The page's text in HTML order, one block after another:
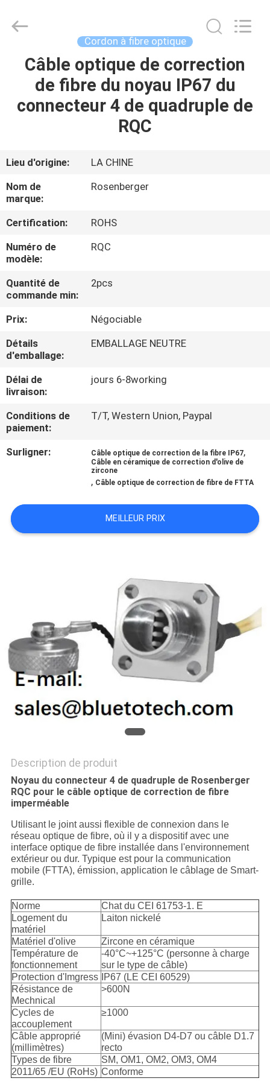
MAISON
PRODUITS
SUJET
DE
NOUS
VISITE
D'USINE
CONTRÔLE
DE
QUALITÉ
CONTACTEZ-
NOUS
NOUVELLES
CITATION
PRIVACY
POLICY
Electronics&Communication
Reserved.
Cordon à fibre optique
Câble optique de correction
de fibre du noyau IP67 du
connecteur 4 de quadruple de
RQC
Lieu d'origine:
LA CHINE
Nom de
marque:
Rosenberger
Certification:
ROHS
Numéro de
modèle:
RQC
Quantité de
commande min:
2pcs
Prix:
Négociable
Détails
d'emballage:
EMBALLAGE NEUTRE
Délai de
livraison:
jours 6-8working
Conditions de
paiement:
T/T, Western Union, Paypal
Surligner: Câble optique de correction de la fibre IP67,
Câble en céramique de correction d'olive de
zircone
, Câble optique de correction de fibre de FTTA
MEILLEUR PRIX
Description de produit
Noyau du connecteur 4 de quadruple de Rosenberger
RQC pour le câble optique de correction de fibre
imperméable
Utilisant le joint aussi flexible de connexion dans le
réseau optique de fibre, où il y a dispositif avec une
interface optique de fibre installée dans l'environnement
extérieur ou dur. Typique est pour la communication
mobile (FTTA), émission, application le câblage de Smart-
grille.
Norme
Chat du CEI 61753-1. E
Logement du
matériel
Laiton nickelé
Matériel d'olive
Zircone en céramique
Température de
fonctionnement
-40°C~+125°C (personne à charge
sur le type de câble)
Protection d'Imgress
IP67 (LE CEI 60529)
Résistance de
Mechnical
>600N
Cycles de
accouplement
≥1000
Câble approprié
(millimètres)
(Mini) évasion D4-D7 ou câble D1.7
recto
Types de fibre
SM, OM1, OM2, OM3, OM4
2011/65 /EU (RoHs) Conforme